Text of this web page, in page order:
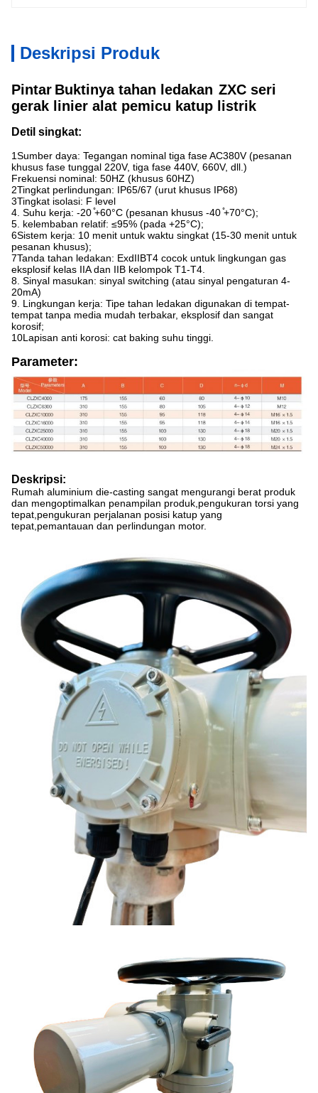
Deskripsi Produk
Pintar Buktinya tahan ledakan ZXC seri
gerak linier alat pemicu katup listrik
Detil singkat:
1Sumber daya: Tegangan nominal tiga fase AC380V (pesanan
khusus fase tunggal 220V, tiga fase 440V, 660V, dll.)
Frekuensi nominal: 50HZ (khusus 60HZ)
2Tingkat perlindungan: IP65/67 (urut khusus IP68)
3Tingkat isolasi: F level
4. Suhu kerja: -20 ̊+60°C (pesanan khusus -40 ̊+70°C);
5. kelembaban relatif: ≤95% (pada +25°C);
6Sistem kerja: 10 menit untuk waktu singkat (15-30 menit untuk
pesanan khusus);
7Tanda tahan ledakan: ExdIIBT4 cocok untuk lingkungan gas
eksplosif kelas IIA dan IIB kelompok T1-T4.
8. Sinyal masukan: sinyal switching (atau sinyal pengaturan 4-
20mA)
9. Lingkungan kerja: Tipe tahan ledakan digunakan di tempat-
tempat tanpa media mudah terbakar, eksplosif dan sangat
korosif;
10Lapisan anti korosi: cat baking suhu tinggi.
Parameter:
Deskripsi:
Rumah aluminium die-casting sangat mengurangi berat produk
dan mengoptimalkan penampilan produk,pengukuran torsi yang
tepat,pengukuran perjalanan posisi katup yang
tepat,pemantauan dan perlindungan motor.